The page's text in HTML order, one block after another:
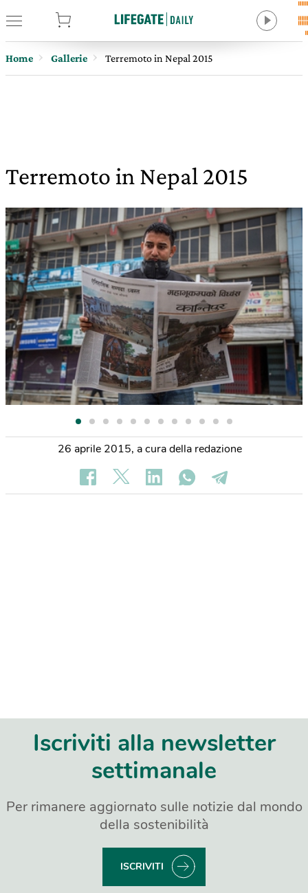
Home Gallerie Terremoto in Nepal 2015
Terremoto in Nepal 2015
26 aprile 2015, a cura della redazione
Iscriviti alla newsletter
settimanale
Per rimanere aggiornato sulle notizie dal mondo
della sostenibilità
ISCRIVITI